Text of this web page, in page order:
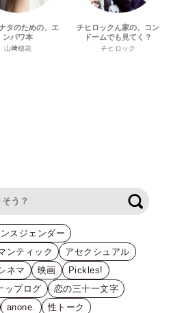
タのための、エ
ンパワ本
山﨑穂花
チヒロックん家の、コン
ドームでも見てく？
チヒロック
ンスジェンダー
ンティック
アセクシュアル
ネマ 映画
Pickles!
ップログ
恋の三十一文字
anone.
性トーク